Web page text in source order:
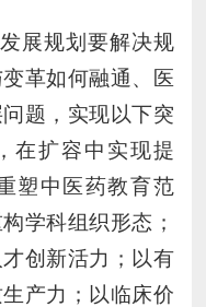
展规划要解决规
革如何融通、医
题，实现以下突
在扩容中实现提
塑中医药教育范
学科组织形态；
创新活力；以有
产力；以临床价